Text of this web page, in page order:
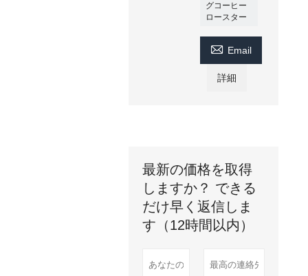
グコーヒー
ロースター
 Email
詳細
最新の価格を取得
しますか？ できる
だけ早く返信しま
す（12時間以内）